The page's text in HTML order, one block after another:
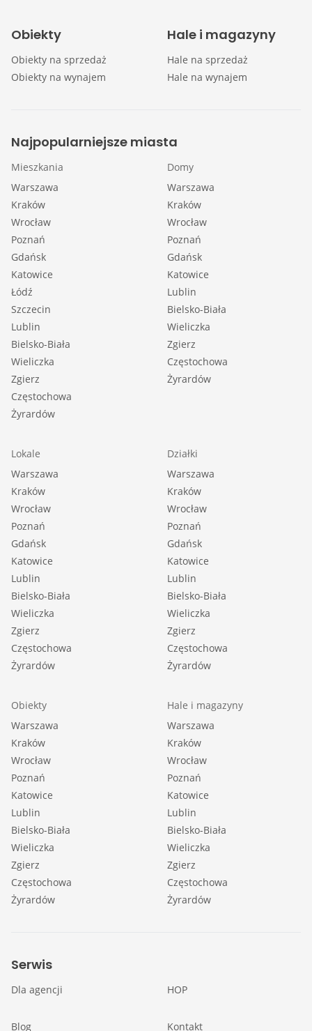
Obiekty
Obiekty na sprzedaż
Obiekty na wynajem
Hale i magazyny
Hale na sprzedaż
Hale na wynajem
Najpopularniejsze miasta
Mieszkania
Warszawa
Kraków
Wrocław
Poznań
Gdańsk
Katowice
Łódź
Szczecin
Lublin
Bielsko-Biała
Wieliczka
Zgierz
Częstochowa
Żyrardów
Domy
Warszawa
Kraków
Wrocław
Poznań
Gdańsk
Katowice
Lublin
Bielsko-Biała
Wieliczka
Zgierz
Częstochowa
Żyrardów
Lokale
Warszawa
Kraków
Wrocław
Poznań
Gdańsk
Katowice
Lublin
Bielsko-Biała
Wieliczka
Zgierz
Częstochowa
Żyrardów
Działki
Warszawa
Kraków
Wrocław
Poznań
Gdańsk
Katowice
Lublin
Bielsko-Biała
Wieliczka
Zgierz
Częstochowa
Żyrardów
Obiekty
Warszawa
Kraków
Wrocław
Poznań
Katowice
Lublin
Bielsko-Biała
Wieliczka
Zgierz
Częstochowa
Żyrardów
Hale i magazyny
Warszawa
Kraków
Wrocław
Poznań
Katowice
Lublin
Bielsko-Biała
Wieliczka
Zgierz
Częstochowa
Żyrardów
Serwis
Dla agencji HOP
Blog Kontakt